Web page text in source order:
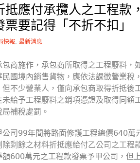
抵應付承攬人之工程款
要記得「不折不扣」
快報, 最新消息
商施作，承包商所取得之工程廢料，
國境內銷售貨物，應依法課徵營業稅
不少營業人，僅向承包商取得折抵後
給予工程廢料之銷項憑證及取得同額
補稅處罰。
公司99年間將路面修護工程總價640萬
剩餘之材料折抵應給付乙公司之工程
600萬元之工程款發票予甲公司，但